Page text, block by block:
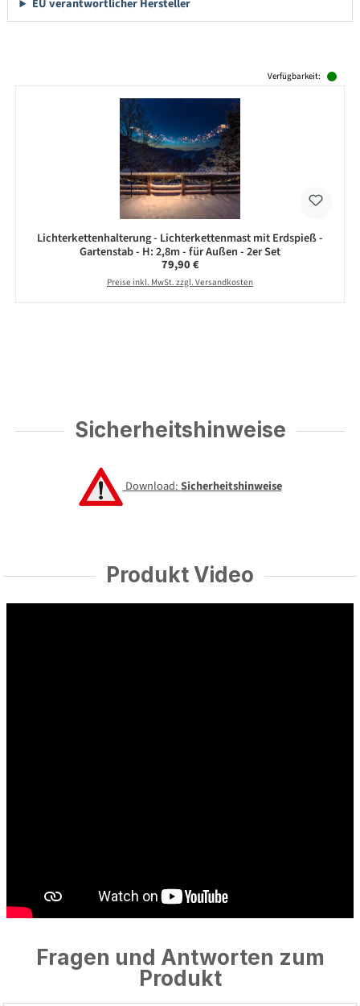
EU verantwortlicher Hersteller
Verfügbarkeit:
Lichterkettenhalterung - Lichterkettenmast mit Erdspieß -
Gartenstab - H: 2,8m - für Außen - 2er Set
Regulärer Preis:
79,90 €
Preise inkl. MwSt. zzgl. Versandkosten
Sicherheitshinweise
Download:Sicherheitshinweise
Produkt Video
Fragen und Antworten zum
Produkt